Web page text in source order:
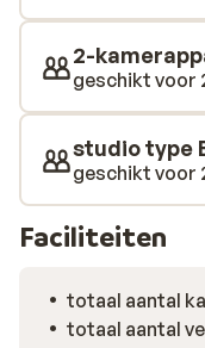
drankje? Om 's
op te zoeken, is het
kunt je aansluiten
wintersport
2-
geschikt voor
studio type
geschikt voor
Faciliteiten
totaal aantal
totaal aantal